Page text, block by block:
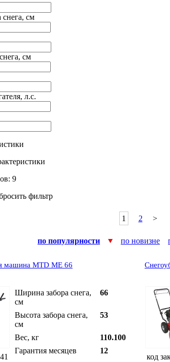
см
см
л.с.
9
фильтр
1 2 >
по популярности по новизне
машина MTD ME 66
Ширина забора снега,
см
66
Высота забора снега,
см
53
Вес, кг
110.100
Гарантия месяцев
12
код